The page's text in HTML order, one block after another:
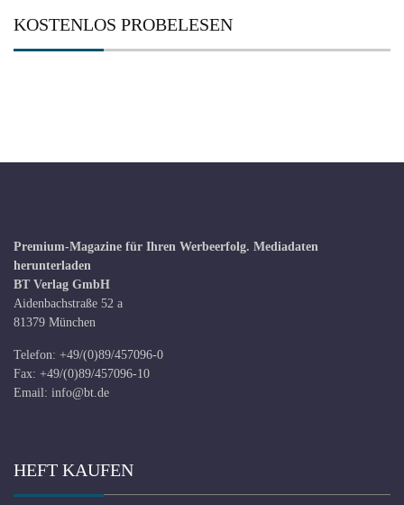
KOSTENLOS PROBELESEN
Premium-Magazine für Ihren Werbeerfolg. Mediadaten
herunterladen
BT Verlag GmbH
Aidenbachstraße 52 a
81379 München
Telefon: +49/(0)89/457096-0
Fax: +49/(0)89/457096-10
Email: info@bt.de
HEFT KAUFEN